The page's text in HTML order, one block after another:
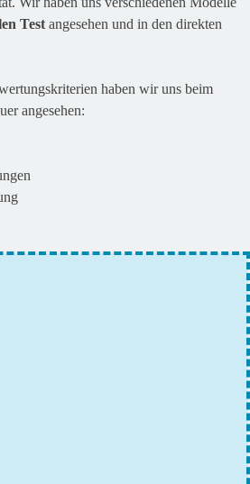
Test angesehen und in den direkten
haben wir uns beim
angesehen: